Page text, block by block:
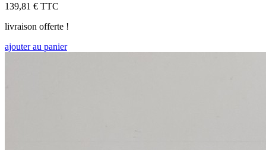
139,81 € TTC
livraison offerte !
ajouter au panier